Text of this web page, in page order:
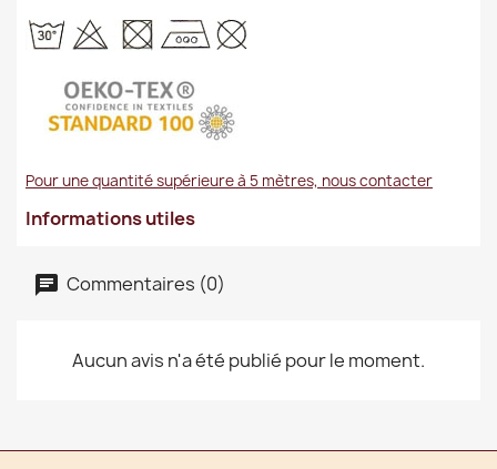
Pour une quantité supérieure à 5 mètres, nous contacter
Informations utiles
Commentaires (0)
Aucun avis n'a été publié pour le moment.